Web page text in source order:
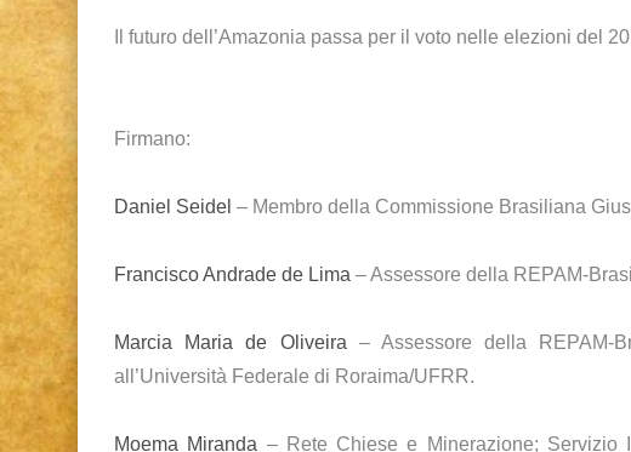
Il futuro dell’Amazonia passa per il voto nelle elezioni del
Firmano:
Daniel Seidel – Membro della Commissione Brasiliana
Francisco Andrade de Lima – Assessore della REPAM-
Marcia Maria de Oliveira – Assessore della REPAM-
all’Università Federale di Roraima/UFRR.
Moema Miranda – Rete Chiese e Minerazione; Servizio